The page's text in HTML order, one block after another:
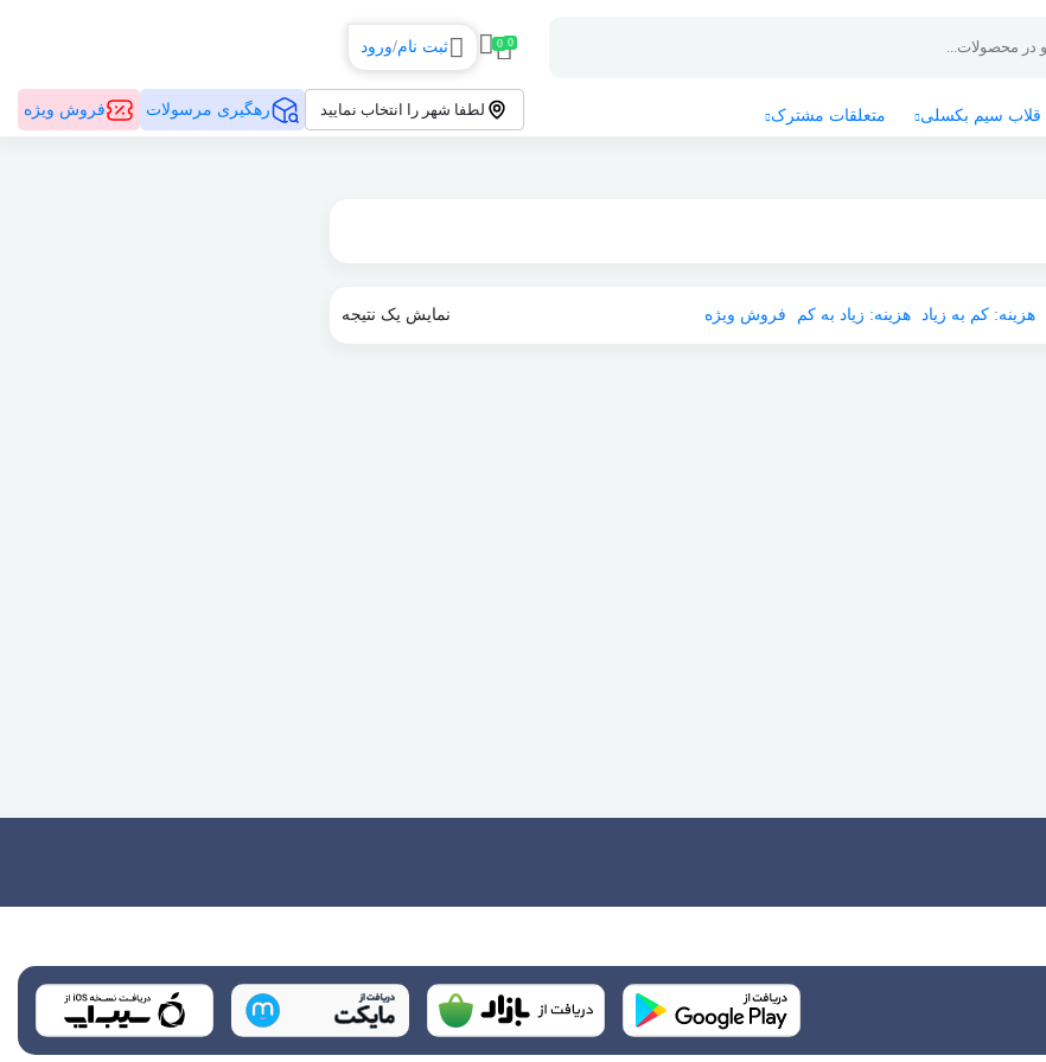
0
0 ثبت نام/ورود
قلاب سیم بکسلی متعلقات مشترک لطفا شهر را انتخاب نمایید رهگیری مرسولات فروش ویژه
هزینه: کم به زیاد هزینه: زیاد به کم فروش ویژه نمایش یک نتیجه